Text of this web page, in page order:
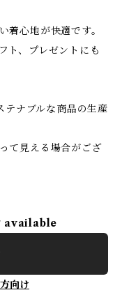
着心地が快適です。
ト、プレゼントにも
ナブルな商品の生産
て見える場合がござ
available
向け